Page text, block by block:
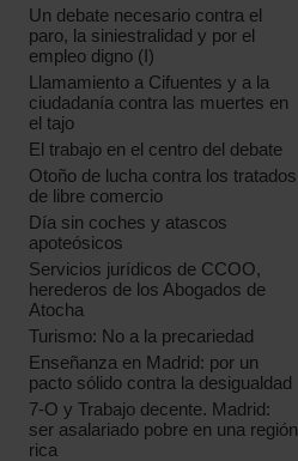
Un debate necesario contra el
paro, la siniestralidad y por el
empleo digno (I)
Llamamiento a Cifuentes y a la
ciudadanía contra las muertes en
el tajo
El trabajo en el centro del debate
Otoño de lucha contra los tratados
de libre comercio
Día sin coches y atascos
apoteósicos
Servicios jurídicos de CCOO,
herederos de los Abogados de
Atocha
Turismo: No a la precariedad
Enseñanza en Madrid: por un
pacto sólido contra la desigualdad
7-O y Trabajo decente. Madrid:
ser asalariado pobre en una región
rica